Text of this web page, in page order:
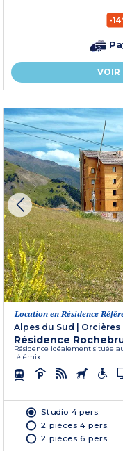
-
VOIR
Location en Résidence
Alpes du Sud
Orcières
Résidence
Résidence idéalement située
télémix.
Studio 4 pers.
2 pièces 4 pers.
2 pièces 6 pers.